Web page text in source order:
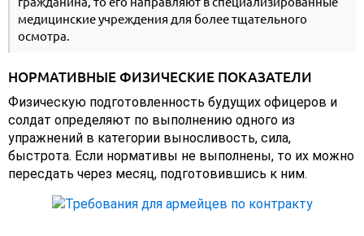
медицинские учреждения для более тщательного
осмотра.
НОРМАТИВНЫЕ ФИЗИЧЕСКИЕ ПОКАЗАТЕЛИ
Физическую подготовленность будущих офицеров и
солдат определяют по выполнению одного из
упражнений в категории выносливость, сила,
быстрота. Если нормативы не выполнены, то их можно
пересдать через месяц, подготовившись к ним.